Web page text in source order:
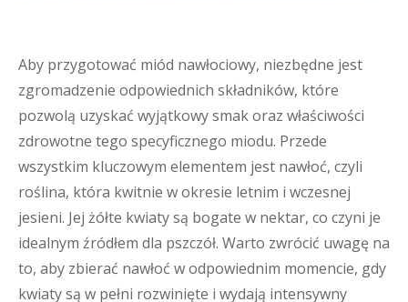
Aby przygotować miód nawłociowy, niezbędne jest
zgromadzenie odpowiednich składników, które
pozwolą uzyskać wyjątkowy smak oraz właściwości
zdrowotne tego specyficznego miodu. Przede
wszystkim kluczowym elementem jest nawłoć, czyli
roślina, która kwitnie w okresie letnim i wczesnej
jesieni. Jej żółte kwiaty są bogate w nektar, co czyni je
idealnym źródłem dla pszczół. Warto zwrócić uwagę na
to, aby zbierać nawłoć w odpowiednim momencie, gdy
kwiaty są w pełni rozwinięte i wydają intensywny